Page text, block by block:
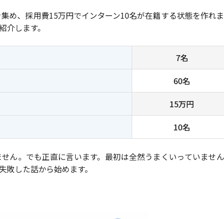
め、採用費15万円でインターン10名が在籍する状態を作れ
します。
7名
60名
15万円
10名
ん。でも正直に言います。最初は全然うまくいっていませ
した話から始めます。